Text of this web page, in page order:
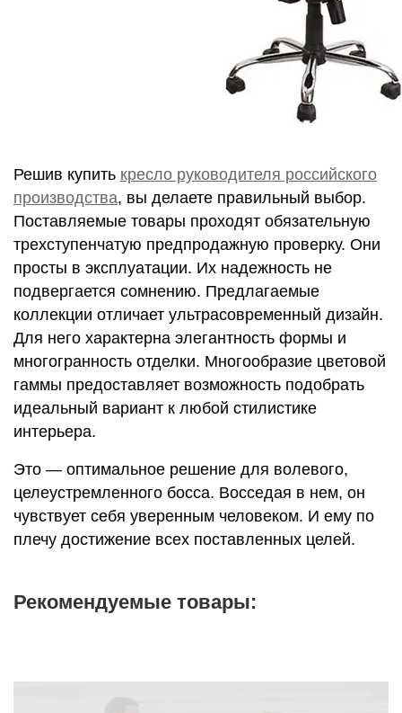
Решив купить кресло руководителя российского
производства, вы делаете правильный выбор.
Поставляемые товары проходят обязательную
трехступенчатую предпродажную проверку. Они
просты в эксплуатации. Их надежность не
подвергается сомнению. Предлагаемые
коллекции отличает ультрасовременный дизайн.
Для него характерна элегантность формы и
многогранность отделки. Многообразие цветовой
гаммы предоставляет возможность подобрать
идеальный вариант к любой стилистике
интерьера.
Это ― оптимальное решение для волевого,
целеустремленного босса. Восседая в нем, он
чувствует себя уверенным человеком. И ему по
плечу достижение всех поставленных целей.
Рекомендуемые товары: